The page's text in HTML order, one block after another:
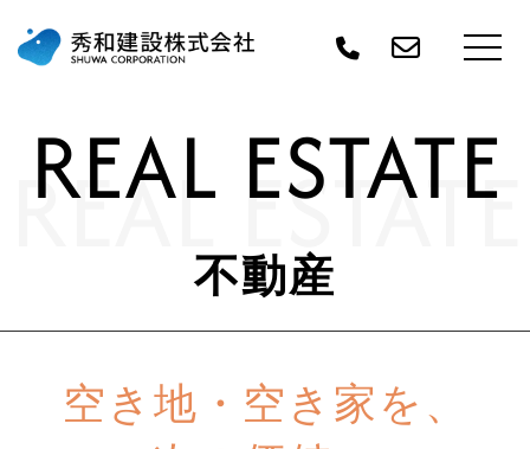
REAL ESTATE
REAL ESTATE
不動産
空き地・空き家を、